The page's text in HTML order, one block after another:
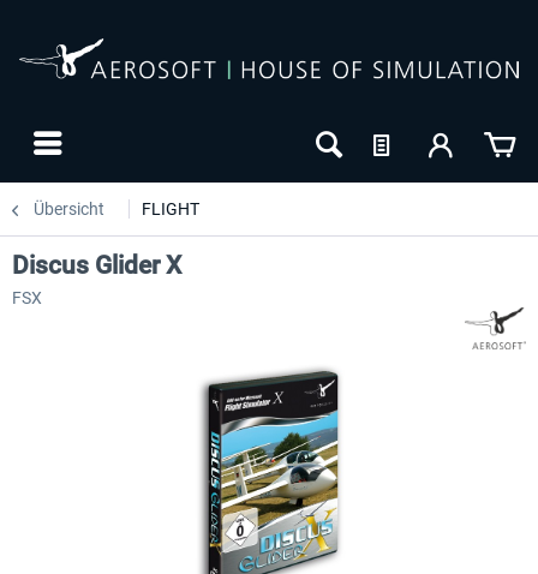
Übersicht FLIGHT
Discus Glider X
FSX